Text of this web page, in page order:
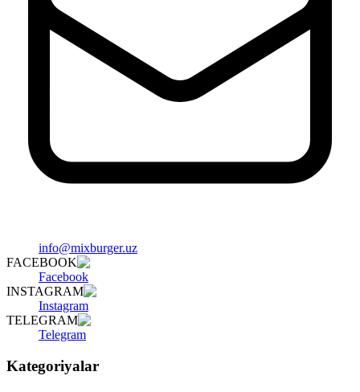
info@mixburger.uz
FACEBOOK
Facebook
INSTAGRAM
Instagram
TELEGRAM
Telegram
Kategoriyalar